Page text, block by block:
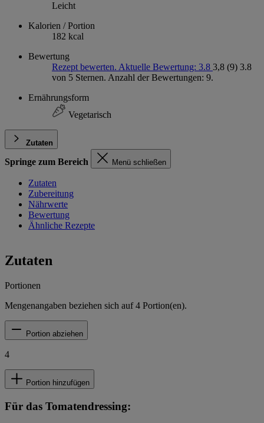
Leicht
Kalorien / Portion
182 kcal
Bewertung
Rezept bewerten. Aktuelle Bewertung: 3.8 3,8 (9) 3.8
von 5 Sternen. Anzahl der Bewertungen: 9.
Ernährungsform
Vegetarisch
Zutaten
Springe zum Bereich Menü schließen
Zutaten
Zubereitung
Nährwerte
Bewertung
Ähnliche Rezepte
Zutaten
Portionen
Mengenangaben beziehen sich auf4 Portion(en).
Portion abziehen
4
Portion hinzufügen
Für das Tomatendressing: